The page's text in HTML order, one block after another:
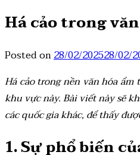
Há cảo trong
Posted on28/02/202528/02/
Há cảo trong nền văn hóa
khu vực này. Bài viết này sẽ
các quốc gia khác, để thấy
1. Sự phổ biến